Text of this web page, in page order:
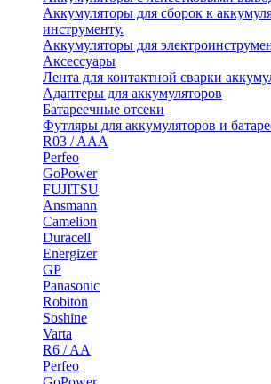
Аккумуляторы для сборок к
инструменту.
Аккумуляторы для
Аксессуары
Лента для контактной сварки
Адаптеры для аккумуляторов
Батареечные отсеки
Футляры для аккумуляторов и
R03 / AAA
Perfeo
GoPower
FUJITSU
Ansmann
Camelion
Duracell
Energizer
GP
Panasonic
Robiton
Soshine
Varta
R6 / AA
Perfeo